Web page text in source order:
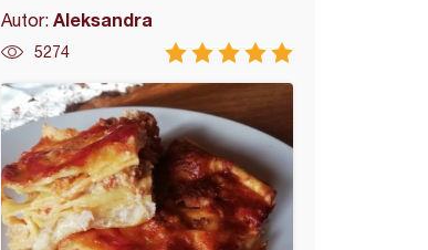
Autor:Aleksandra
5274